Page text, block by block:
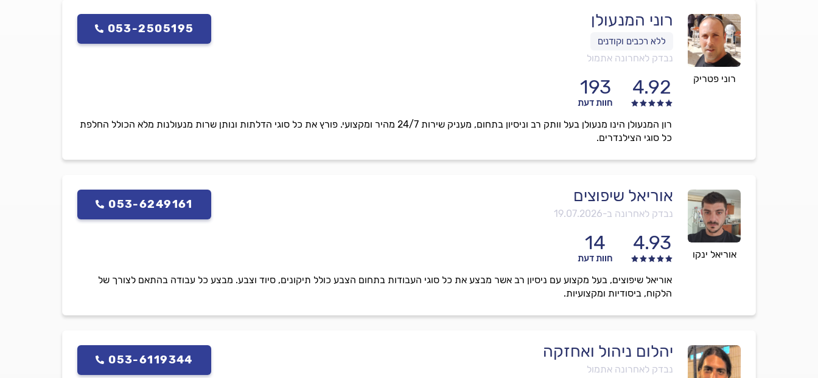
רוני פטריק
רוני המנעולן
נבדק לאחרונה אתמול
4.92
193
חוות דעת
053-2505195
רון המנעולן הינו מנעולן בעל וותק רב וניסיון בתחום, מעניק שירות 24/7 מהיר ומקצועי. פורץ את כל סוגי הדלתות ונותן שרות מנעולנות מלא הכולל החלפת
כל סוגי הצילנדרים.
אוריאל ינקו
אוריאל שיפוצים
נבדק לאחרונה ב-19.07.2026
4.93
14
חוות דעת
053-6249161
אוריאל שיפוצים, בעל מקצוע עם ניסיון רב אשר מבצע את כל סוגי העבודות בתחום הצבע כולל תיקונים, סיוד וצבע. מבצע כל עבודה בהתאם לצורך של
הלקוח, ביסודיות ומקצועיות.
יהלום ניהול ואחזקה
נבדק לאחרונה אתמול
053-6119344